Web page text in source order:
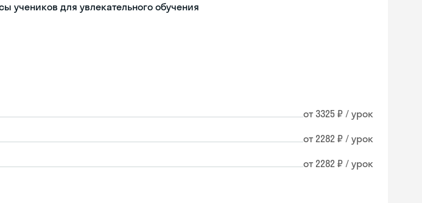
учеников для увлекательного обучения
от 3325 ₽ / урок
от 2282 ₽ / урок
от 2282 ₽ / урок